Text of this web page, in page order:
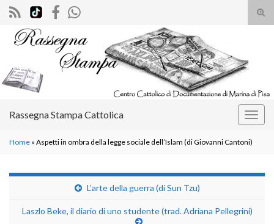
il
Search for:
Rassegna Stampa Cattolica
Home » Aspetti in ombra della legge sociale dell’Islam (di Giovanni Cantoni)
L’arte della guerra (di Sun Tzu)
Laszlo Beke, il diario di uno studente (trad. Adriana Pellegrini)